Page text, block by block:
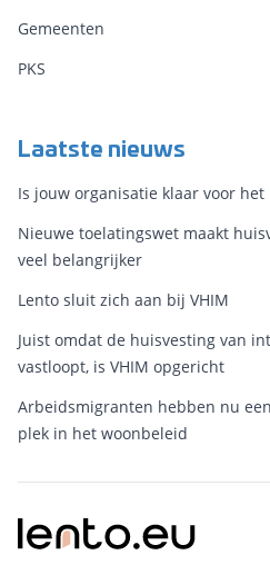
Gemeenten
PKS
Laatste nieuws
Is jouw organisatie klaar voor
Nieuwe toelatingswet maakt
veel belangrijker
Lento sluit zich aan bij VHIM
Juist omdat de huisvesting van
vastloopt, is VHIM opgericht
Arbeidsmigranten hebben nu
plek in het woonbeleid